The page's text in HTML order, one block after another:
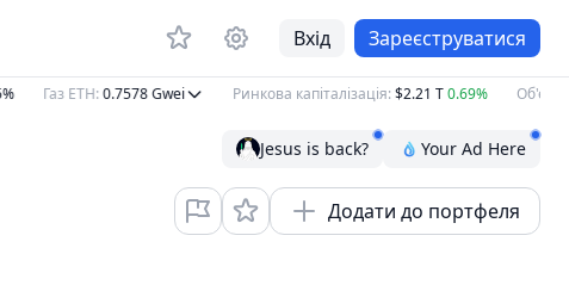
Вхід Зареєструватися
Газ ETH:0.7578Gwei Ринкова капіталізація:$2.21 T 0.69% Об'єм за
Jesus is back? Your Ad Here
Додати до портфеля